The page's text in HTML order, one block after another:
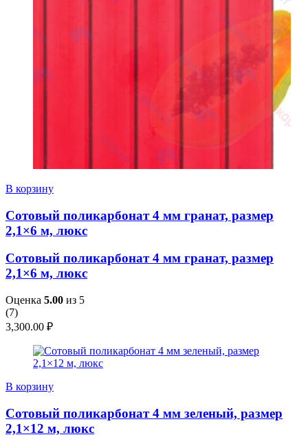
В корзину
Сотовый поликарбонат 4 мм гранат, размер
2,1×6 м, люкс
Сотовый поликарбонат 4 мм гранат, размер
2,1×6 м, люкс
Оценка 5.00 из 5
(7)
3,300.00 ₽
В корзину
Сотовый поликарбонат 4 мм зеленый, размер
2,1×12 м, люкс